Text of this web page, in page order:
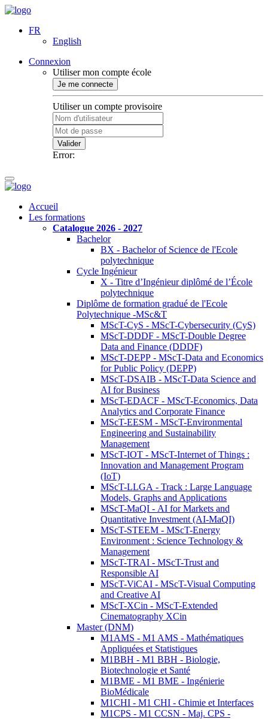
FR
English
Connexion
Utiliser mon compte école
Je me connecte
Utiliser un compte provisoire
Valider
Error:
Accueil
Les formations
Catalogue 2026 - 2027
Bachelor
BX - Bachelor of Science de l'Ecole
polytechnique
Cycle Ingénieur
X - Titre d’Ingénieur diplômé de l’École
polytechnique
Diplôme de formation gradué de l'Ecole
Polytechnique -MSc&T
MScT-CyS - MScT-Cybersecurity (CyS)
MScT-DDDF - MScT-Double Degree
Data and Finance (DDDF)
MScT-DEPP - MScT-Data and Economics
for Public Policy (DEPP)
MScT-DSAIB - MScT-Data Science and
AI for Business
MScT-EDACF - MScT-Economics, Data
Analytics and Corporate Finance
MScT-EESM - MScT-Environmental
Engineering and Sustainability
Management
MScT-IOT - MScT-Internet of Things :
Innovation and Management Program
(IoT)
MScT-LLGA - Track : Large Language
Models, Graphs and Applications
MScT-MaQI - AI for Markets and
Quantitative Investment (AI-MaQI)
MScT-STEEM - MScT-Energy
Environment : Science Technology &
Management
MScT-TRAI - MScT-Trust and
Responsible AI
MScT-ViCAI - MScT-Visual Computing
and Creative AI
MScT-XCin - MScT-Extended
Cinematography XCin
Master (DNM)
M1AMS - M1 AMS - Mathématiques
Appliquées et Statistiques
M1BBH - M1 BBH - Biologie,
Biotechnologie et Santé
M1BME - M1 BME - Ingénierie
BioMédicale
M1CHI - M1 CHI - Chimie et Interfaces
M1CPS - M1 CCSN - Maj. CPS -